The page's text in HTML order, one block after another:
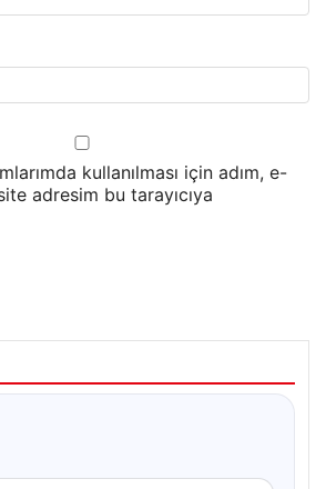
kullanılması için adım, e-
adresim bu tarayıcıya